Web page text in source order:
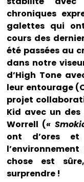
chroniques
galettes qui
cours des
été passées au
dans notre
d’High Tone
leur entourage
projet
Kid avec un des
Worrell («
ont d’ores
chose est
surprendre !